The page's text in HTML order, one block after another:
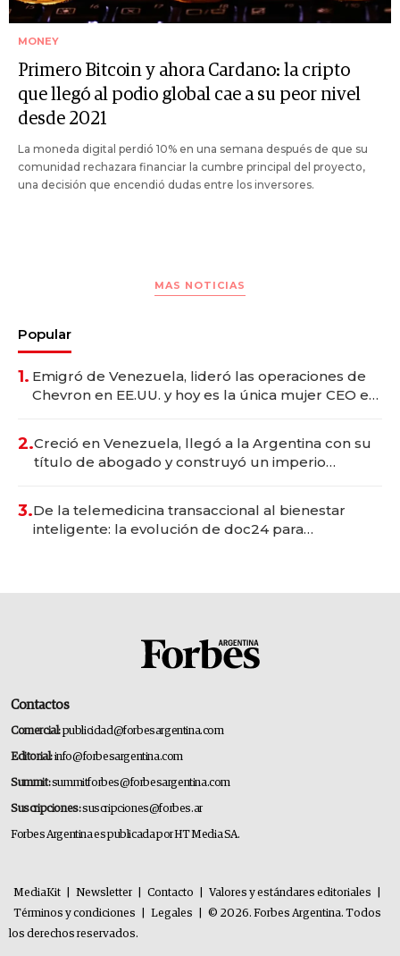
MONEY
Primero Bitcoin y ahora Cardano: la cripto
que llegó al podio global cae a su peor nivel
desde 2021
La moneda digital perdió 10% en una semana después de que su
comunidad rechazara financiar la cumbre principal del proyecto,
una decisión que encendió dudas entre los inversores.
MAS NOTICIAS
Popular
1. Emigró de Venezuela, lideró las operaciones de
Chevron en EE.UU. y hoy es la única mujer CEO en
2.Creció en Venezuela, llegó a la Argentina con su
título de abogado y construyó un imperio
3.De la telemedicina transaccional al bienestar
inteligente: la evolución de doc24 para
Contactos
Comercial:publicidad@forbesargentina.com
Editorial:info@forbesargentina.com
Summit:summitforbes@forbesargentina.com
Suscripciones:suscripciones@forbes.ar
Forbes Argentina es publicada por HT Media SA.
MediaKit Newsletter Contacto Valores y estándares editoriales
Términos y condiciones
Legales
© 2026. Forbes Argentina. Todos
los derechos reservados.